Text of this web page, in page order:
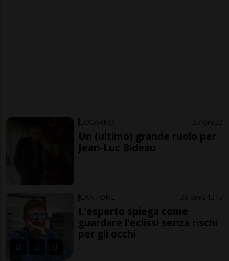
LOCARNO 7 ore 3
Un (ultimo) grande ruolo per
Jean-Luc Bideau
CANTONE 9 ore 4 17
L'esperto spiega come
guardare l'eclissi senza rischi
per gli occhi